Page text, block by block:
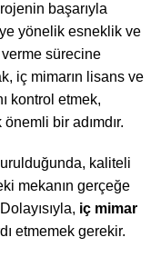
başarıyla
yönelik esneklik ve
verme sürecine
iç mimarın lisans ve
kontrol etmek,
bir adımdır.
kaliteli
mekanın gerçeğe
iç mimar
etmemek gerekir.